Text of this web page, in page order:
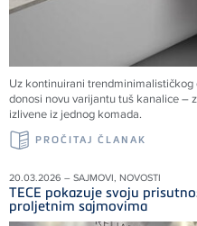
Uz kontinuirani trendminimalističkog
donosi novu varijantu tuš kanalice –
izlivene iz jednog komada.
PROČITAJ ČLANAK
20.03.2026 – SAJMOVI, NOVOSTI
TECE pokazuje svoju
proljetnim sajmovima